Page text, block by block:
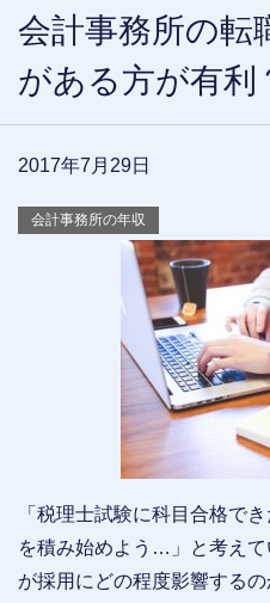
会計事務所の転
がある方が有利
2017年7月29日
会計事務所の年収
「税理士試験に科目合格で
を積み始めよう…」と考え
が採用にどの程度影響する